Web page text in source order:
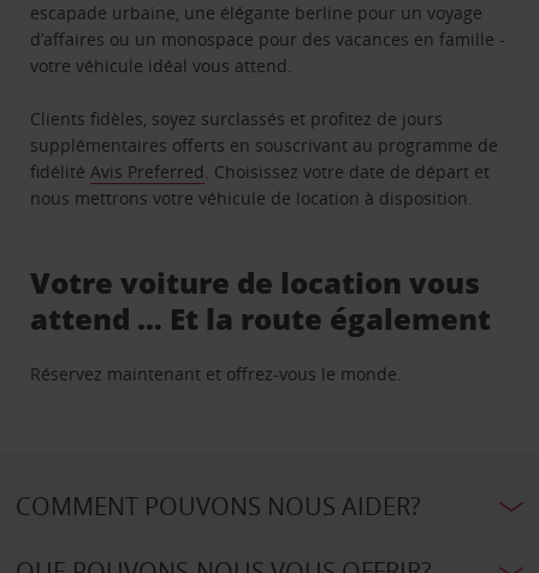
escapade urbaine, une élégante berline pour un voyage
d’affaires ou un monospace pour des vacances en famille -
votre véhicule idéal vous attend.
Clients fidèles, soyez surclassés et profitez de jours
supplémentaires offerts en souscrivant au programme de
fidélitéAvis Preferred. Choisissez votre date de départ et
nous mettrons votre véhicule de location à disposition.
Votre voiture de location vous
attend … Et la route également
Réservez maintenant et offrez-vous le monde.
COMMENT POUVONS NOUS AIDER?